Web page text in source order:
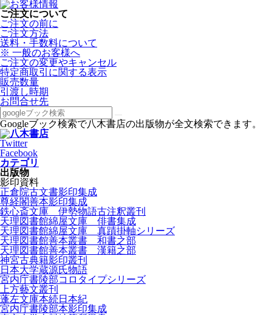
ご注文について
ご注文の前に
ご注文方法
送料・手数料について
※ 一般のお客様へ
ご注文の変更やキャンセル
特定商取引に関する表示
販売数量
引渡し時期
お問合せ先
Googleブック検索で八木書店の出版物が全文検索できます。
Twitter
Facebook
カテゴリ
出版物
影印資料
正倉院古文書影印集成
尊経閣善本影印集成
鉄心斎文庫 伊勢物語古注釈叢刊
天理図書館綿屋文庫 俳書集成
天理図書館綿屋文庫 真蹟掛軸シリーズ
天理図書館善本叢書 和書之部
天理図書館善本叢書 漢籍之部
神宮古典籍影印叢刊
日本大学蔵源氏物語
宮内庁書陵部コロタイプシリーズ
上方藝文叢刊
蓬左文庫本続日本紀
宮内庁書陵部本影印集成